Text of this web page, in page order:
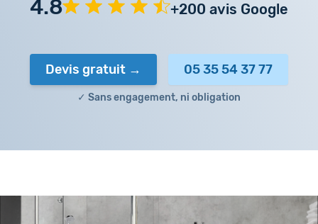
4.8 +200 avis Google
Devis gratuit 05 35 54 37 77
✓ Sans engagement, ni obligation